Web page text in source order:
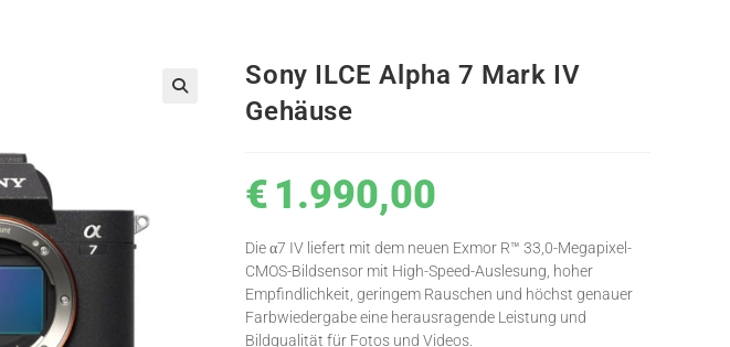
Sony ILCE Alpha 7 Mark IV
Gehäuse
€ 1.990,00
Die α7 IV liefert mit dem neuen Exmor R™ 33,0-Megapixel-
CMOS-Bildsensor mit High-Speed-Auslesung, hoher
Empfindlichkeit, geringem Rauschen und höchst genauer
Farbwiedergabe eine herausragende Leistung und
Bildqualität für Fotos und Videos.